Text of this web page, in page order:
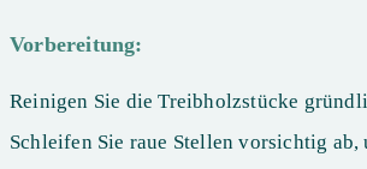
Vorbereitung:
Reinigen Sie die Treibholzstücke
Schleifen Sie raue Stellen vorsichtig